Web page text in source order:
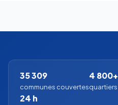
35 309
communes couvertes
4 800+
quartiers
24 h